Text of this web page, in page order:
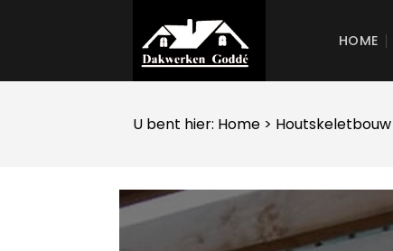
HOME
U bent hier: Home > Houtskeletbouw